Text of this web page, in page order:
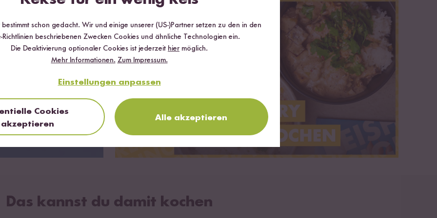
lagern, nach dem Öffnen im
aufbewahren und innerhalb von 3
verbrauchen.
Das kannst du damit kochen
bestimmt schon gedacht. Wir und einige unserer (US-)Partner setzen zu den in den
Richtlinien beschriebenen Zwecken Cookies und ähnliche Technologien ein.
Die Deaktivierung optionaler Cookies ist jederzeit hier möglich.
Mehr Informationen. Zum Impressum.
Einstellungen anpassen
Cookies
akzeptieren
Alle akzeptieren